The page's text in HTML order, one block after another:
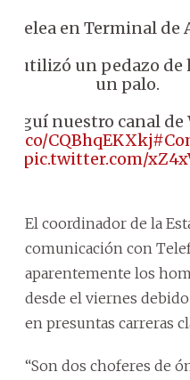
Pelea en Terminal de
utilizó un pedazo de
un palo.
Seguí nuestro canal de
t.co/CQBhqEKXkj
pic.twitter.com/
El coordinador de la
comunicación con
aparentemente los
desde el viernes
en presuntas carreras
“Son dos choferes de